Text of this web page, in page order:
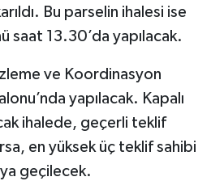
Bu parselin ihalesi ise
saat 13.30’da yapılacak.
İzleme ve Koordinasyon
yapılacak. Kapalı
ihalede, geçerli teklif
en yüksek üç teklif sahibi
geçilecek.